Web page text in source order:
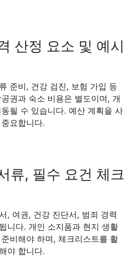
산정 요소 및 예시
준비, 건강 검진, 보험 가입 등
권과 숙소 비용은 별도이며, 개
될 수 있습니다. 예산 계획을 사
요합니다.
류, 필수 요건 체크
, 여권, 건강 진단서, 범죄 경력
니다. 개인 소지품과 현지 생활
비해야 하며, 체크리스트를 활
야 합니다.